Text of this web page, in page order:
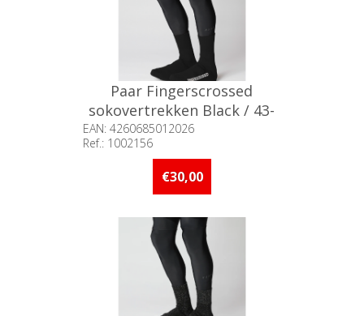
Paar Fingerscrossed
sokovertrekken Black / 43-
46
EAN: 4260685012026
Ref.: 1002156
Beschikbaarheid:: Niet voorradig
€30,00